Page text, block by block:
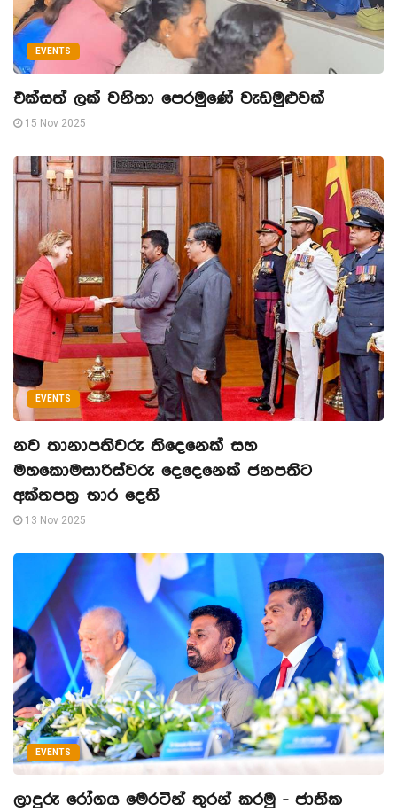
EVENTS
එක්සත් ලක් වනිතා පෙරමුණේ වැඩමුළුවක්
15 Nov 2025
EVENTS
නව තානාපතිවරු තිදෙනෙක් සහ
මහකොමසාරිස්වරු දෙදෙනෙක් ජනපතිට
අක්තපත්‍ර භාර දෙති
13 Nov 2025
EVENTS
ලාදුරු රෝගය මෙරටින් තුරන් කරමු - ජාතික